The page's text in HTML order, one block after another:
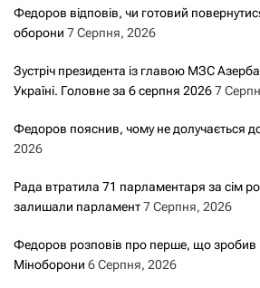
Федоров відповів, чи готовий
оборони 7 Серпня, 2026
Зустріч президента із главою МЗС
Україні. Головне за 6 серпня 20267
Федоров пояснив, чому не долучається до
2026
Рада втратила 71 парламентаря за сім
залишали парламент7 Серпня, 2026
Федоров розповів про перше, що зробив
Міноборони 6 Серпня, 2026